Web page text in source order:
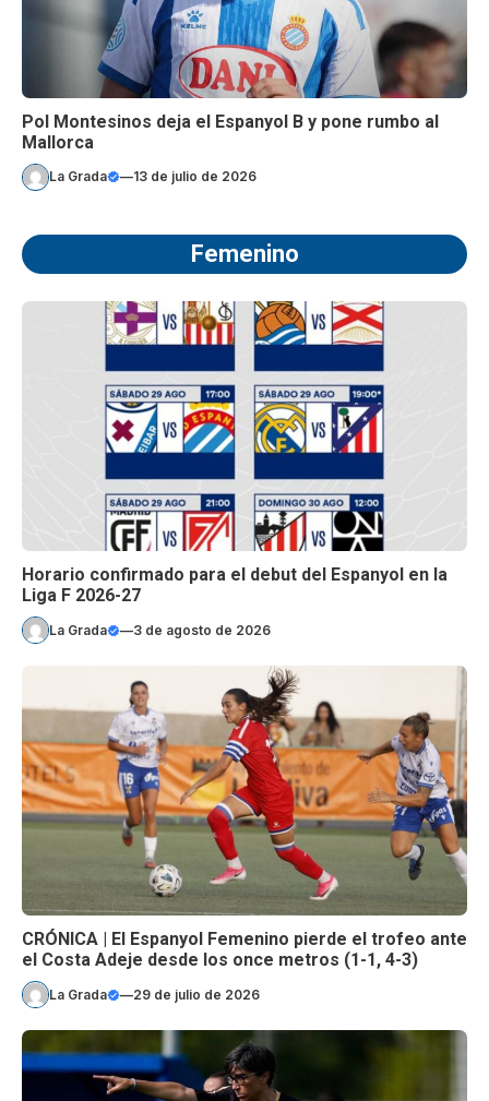
Pol Montesinos deja el Espanyol B y pone rumbo al
Mallorca
La Grada —13 de julio de 2026
Femenino
Horario confirmado para el debut del Espanyol en la
Liga F 2026-27
La Grada —3 de agosto de 2026
CRÓNICA | El Espanyol Femenino pierde el trofeo ante
el Costa Adeje desde los once metros (1-1, 4-3)
La Grada —29 de julio de 2026